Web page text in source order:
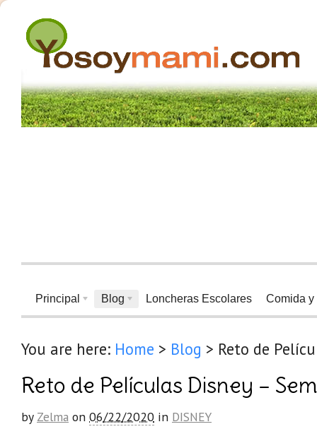
Principal Blog Loncheras Escolares Comida y
You are here: Home > Blog > Reto de
Reto de Películas Disney –
by Zelma on 06/22/2020 in DISNEY